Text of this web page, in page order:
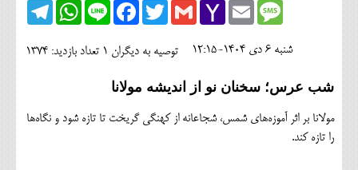
وبلاگ
حقوقی
Telegram
WhatsApp Line
FacebookTwitterGmailYahoo
Mail
EmailMessage
تعداد بازدید: 1374 توصیه به دیگران 1 شنبه 6 دی 1404-12:15
شب عرس؛ سخنان نو از اندیشه مولانا
مولانا بر اثر آموزه‌های شمس، شجاعانه از کهنگی گریخت تا تازه شود و نگاه‌ها
را تازه کند.